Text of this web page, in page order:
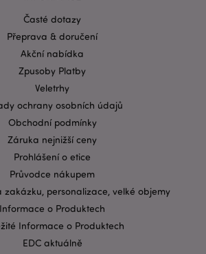
Časté dotazy
Přeprava & doručení
Akční nabídka
Zpusoby Platby
Veletrhy
ochrany osobních údajů
Obchodní podmínky
Záruka nejnižší ceny
Prohlášení o etice
Průvodce nákupem
personalizace, velké objemy
Informace o Produktech
Informace o Produktech
EDC aktuálně
.www.puckator.cz
osobních údajů společnosti